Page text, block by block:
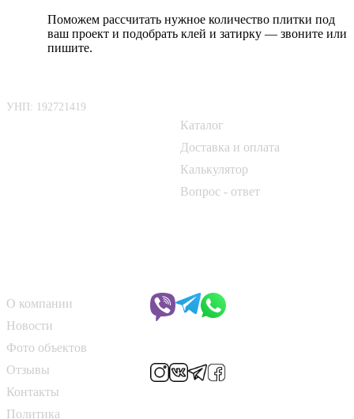
Поможем рассчитать нужное количество плитки под
ваш проект и подобрать клей и затирку — звоните или
пишите.
УНП: 192721419
Каталог
Доставка и оплата
Калькулятор
Вопрос - ответ
О компании
Новости
Фото объектов
Отзывы
Контакты
Политика